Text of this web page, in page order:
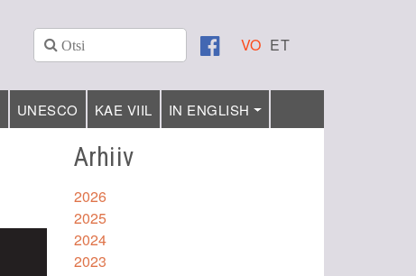
VO ET
UNESCO KAE VIIL IN ENGLISH
Arhiiv
2026
2025
2024
2023